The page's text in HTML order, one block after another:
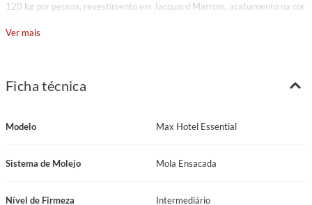
120 kg por pessoa, revestimento em Jacquard Marrom, acabamento na cor
espuma D33 para sustentação consistente e conforto estável, acabamento
e padronização visual.
periódico do colchão.
Ver mais
Ficha técnica
Modelo Max Hotel Essential
Sistema de Molejo Mola Ensacada
Nível de Firmeza Intermediário